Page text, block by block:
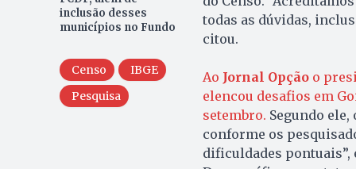
inclusão desses
municípios no Fundo
Censo
IBGE
Pesquisa
todas as dúvidas,
citou.
Ao Jornal Opçãoo
elencou desafios em
setembro. Segundo
conforme os
dificuldades pontuais”,